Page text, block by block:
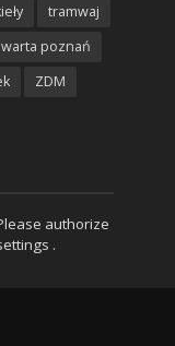
tramwaj
warta poznań
ZDM
authorize
.